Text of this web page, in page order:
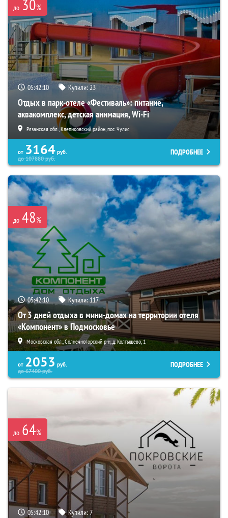
до 30%
05:42:09 Купили:23
Отдых в парк-отеле «Фестиваль»: питание,
аквакомплекс, детская анимация, Wi-Fi
Рязанская обл., Клепиковский район, пос. Чулис
от 3164 руб.
до107880руб.
ПОДРОБНЕЕ
до 48%
05:42:09 Купили: 117
От 3 дней отдыха в мини-домах на территории отеля
«Компонент» в Подмосковье
Московская обл., Солнечногорский р-н, д. Колтышево, 1
от 2053 руб.
до67400руб.
ПОДРОБНЕЕ
до 64%
05:42:09 Купили:7